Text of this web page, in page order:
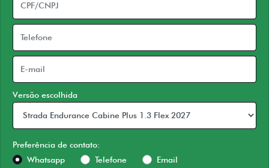
Versão escolhida
Preferência de contato:
Whatsapp
Telefone Email